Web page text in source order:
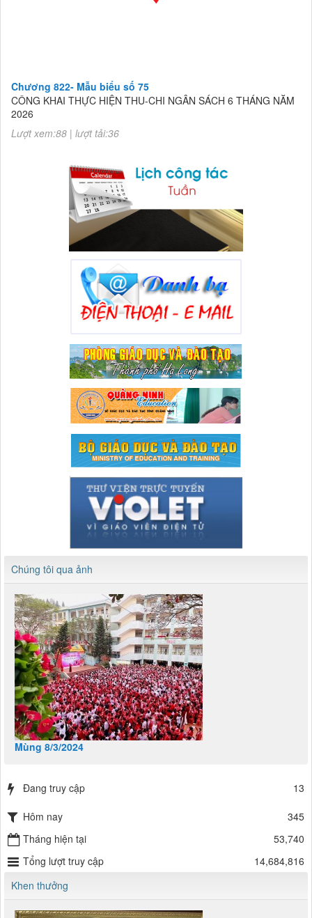
Chương 822- Mẫu biểu số 75
CÔNG KHAI THỰC HIỆN THU-CHI NGÂN SÁCH 6 THÁNG NĂM
2026
Lượt xem:88 | lượt tải:36
CÔNG KHAI THỰC HIỆN THU-CHI NGÂN SÁCH 6 THÁNG NĂM
Lượt xem:88 | lượt tải:36
Chúng tôi qua ảnh
Mùng 8/3/2024
Đang truy cập 13
Hôm nay
345
Tháng hiện tại
53,740
Tổng lượt truy cập
14,684,816
Khen thưởng